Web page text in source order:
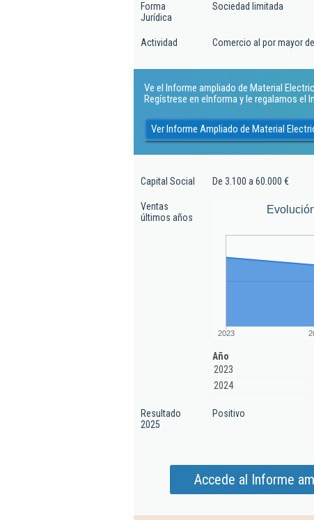
Forma
Jurídica
Sociedad limitada
Actividad Comercio al por mayor
Ve el Informe ampliado de Material
Regístrese en eInforma y le regalamos el
Ver Informe Ampliado de Material
Capital Social De 3.100 a 60.000 €
Ventas
últimos años
2023
Año
2023
2024
Resultado
2025
Positivo
Accede al Informe